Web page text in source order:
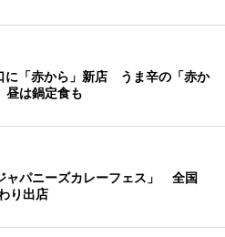
に「赤から」新店 うま辛の「赤か
昼は鍋定食も
ャパニーズカレーフェス」 全国
り出店